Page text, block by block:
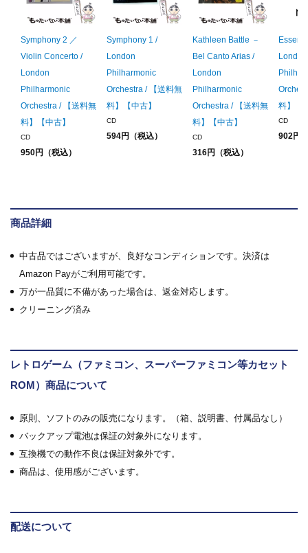
Symphony 2 ／
Violin Concerto /
London
Philharmonic
Orchestra / 【送料無
料】【中古】
CD
950円（税込）
Symphony 1 /
London
Philharmonic
Orchestra / 【送料無
料】【中古】
CD
594円（税込）
Kathleen Battle －
Bel Canto Arias /
London
Philharmonic
Orchestra / 【送料無
料】【中古】
CD
316円（税込）
London
料】【
CD
902円
商品詳細
中古品ではございますが、良好なコンディションです。決済は
Amazon Payがご利用可能です。
万が一品質に不備があった場合は、返金対応します。
クリーニング済み
レトロゲーム（ファミコン、スーパーファミコン等カセット
ROM）商品について
原則、ソフトのみの販売になります。（箱、説明書、付属品なし）
バックアップ電池は保証の対象外になります。
互換機での動作不良は保証対象外です。
商品は、使用感がございます。
配送について